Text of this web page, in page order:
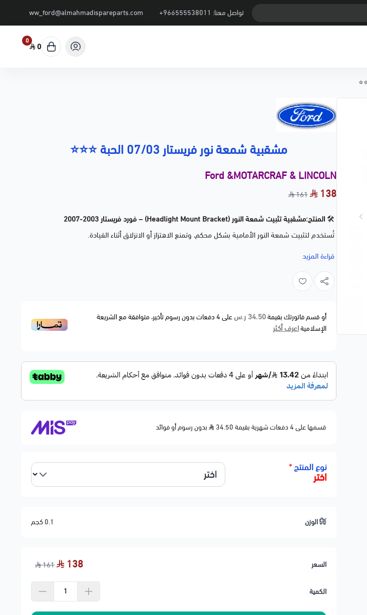
تواصل معنا: +966555538011
ww_ford@almahmadispareparts.com
0
0
مشقبية شمعة نور فريستار 07/03 الحبة ⭐⭐⭐
Ford &MOTARCRAF & LINCOLN
138
161
🛠️ المنتج:مشقبية تثبيت شمعة النور (Headlight Mount Bracket) – فورد فريستار 2003-2007
تُستخدم لتثبيت شمعة النور الأمامية بشكل محكم، وتمنع الاهتزاز أو الانزلاق أثناء القيادة.
🚗الموديلات المتوافقة:
🔵
FORD
FREESTAR — من 2003 إلى 2007
✔️ قاعدة تثبيت قوية لشمعة النور الأمامية
✔️ سهلة التركيب – بدون تعديل
✔️ تدعم الثبات وتمنع كسر أو اهتزاز الشمعة
🚚معلومات الشحن:
⚠️ تنتهي مسؤوليتنا بعد تسليم الشحنة لشركة الشحن
قراءة المزيد
أو قسم فاتورتك بقيمة34.50 ر.س على4دفعات بدون رسوم تأخير، متوافقة مع الشريعة
الإسلاميةاعرف أكثر
قسمها على 4 دفعات شهرية بقيمة 34.50 بدون رسوم أو فوائد
نوع المنتج*
اختر
الوزن 0.1 كجم
السعر 138
161
الكمية